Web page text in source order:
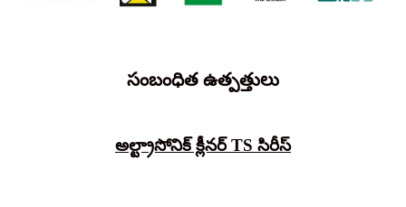
సంబంధిత ఉత్పత్తులు
అల్ట్రాసోనిక్ క్లీనర్ TS సిరీస్